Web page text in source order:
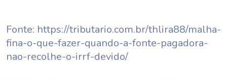
Fonte: https://tributario.com.br/thlira88/malha-
fina-o-que-fazer-quando-a-fonte-pagadora-
nao-recolhe-o-irrf-devido/